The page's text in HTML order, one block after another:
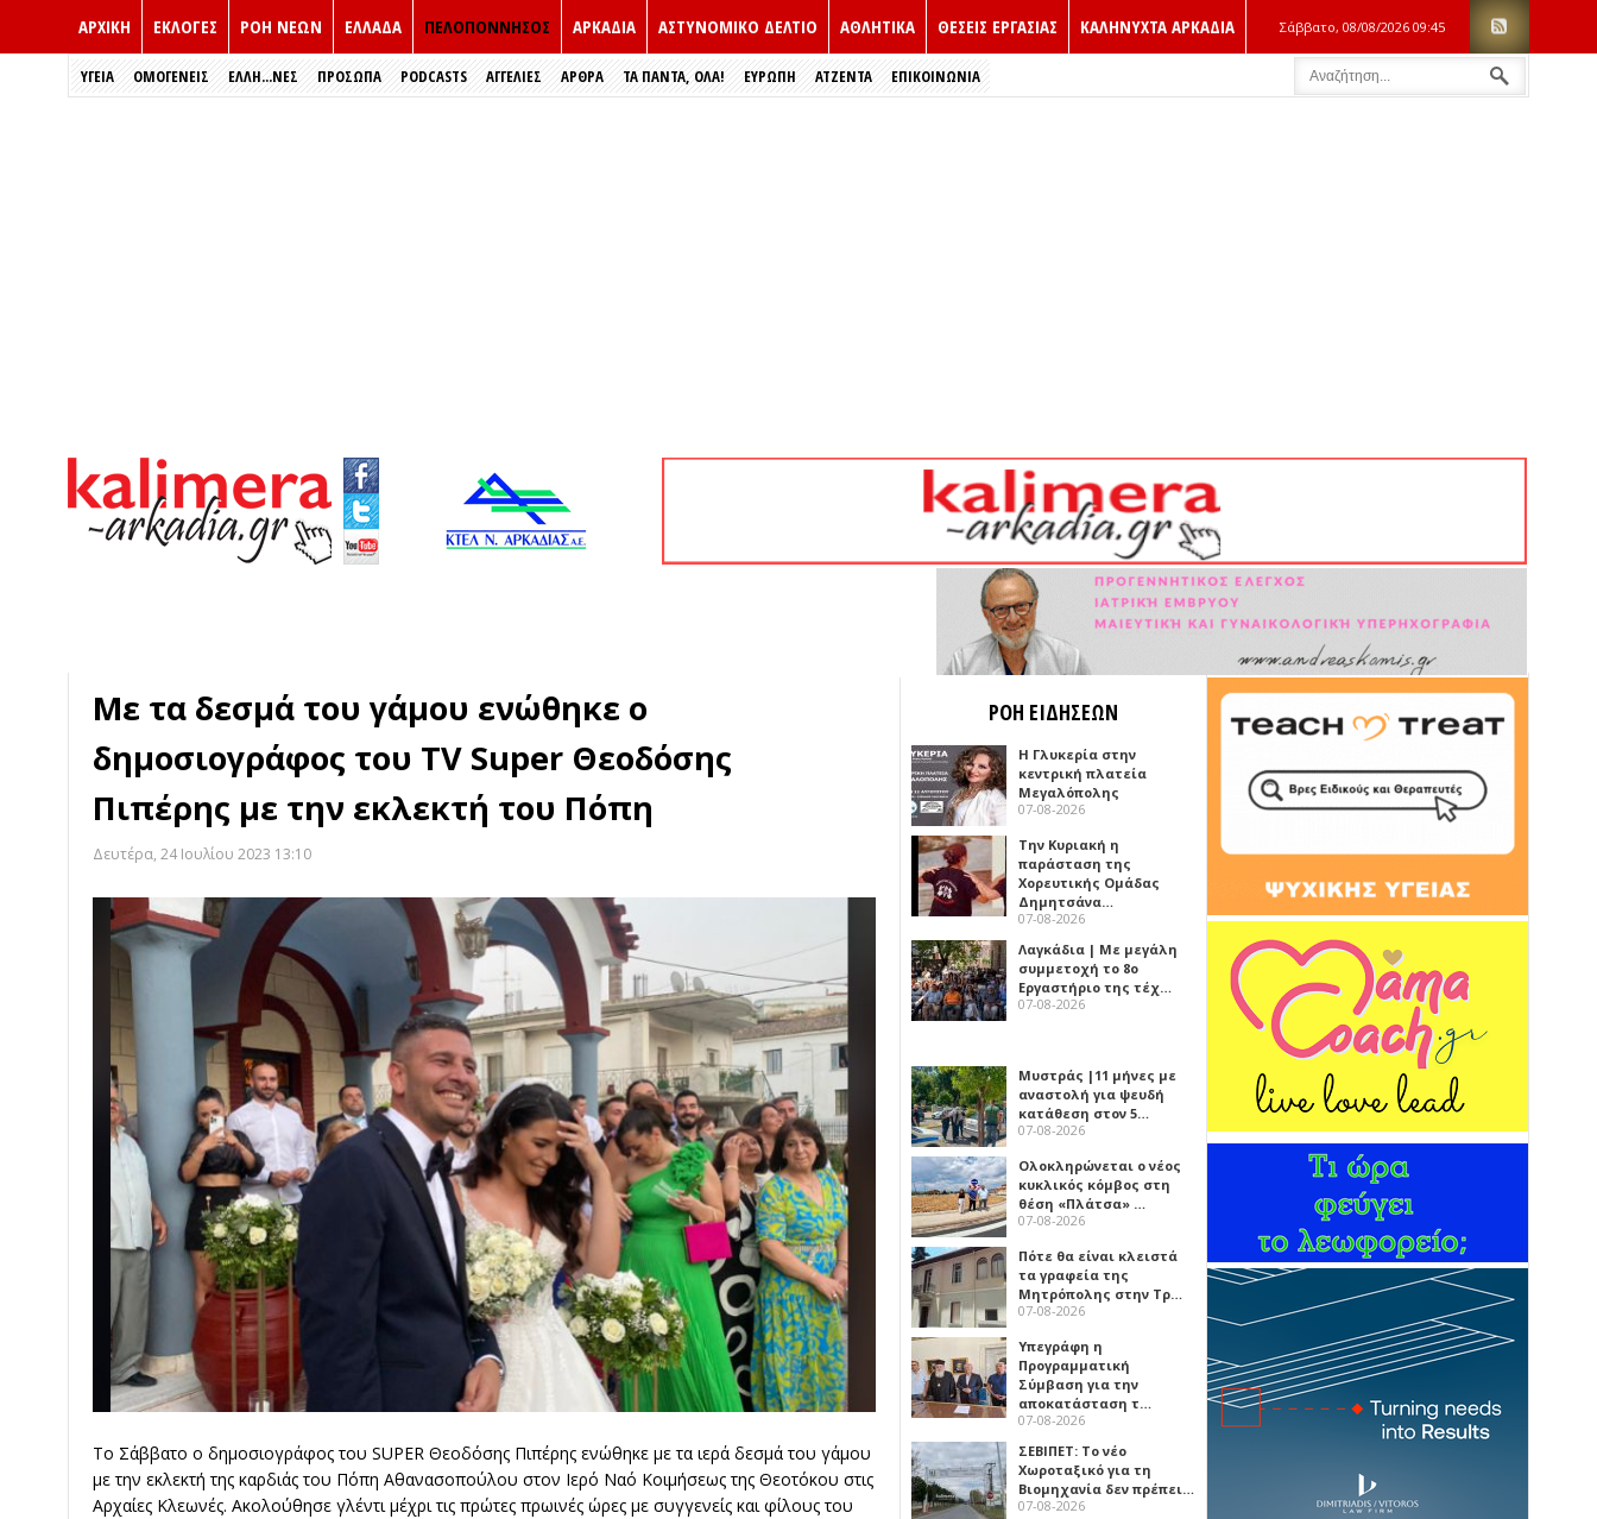
ΑΡΧΙΚΗ ΕΚΛΟΓΈΣ ΡΟΗ ΝΕΩΝ ΕΛΛΑΔΑ ΠΕΛΟΠΟΝΝΗΣΟΣ ΑΡΚΑΔΙΑ ΑΣΤΥΝΟΜΙΚΟ ΔΕΛΤΙΟ ΑΘΛΗΤΙΚΑ ΘΕΣΕΙΣ ΕΡΓΑΣΙΑΣ ΚΑΛΗΝΥΧΤΑ ΑΡΚΑΔΙΑ Σάββατο, 08/08/2026 09:45
ΥΓΕΙΑ ΟΜΟΓΕΝΕΙΣ ΈΛΛΗ...ΝΕΣ ΠΡΌΣΩΠΑ PODCASTS ΑΓΓΕΛΙΕΣ ΑΡΘΡΑ ΤΑ ΠΑΝΤΑ, ΟΛΑ! ΕΥΡΏΠΗ ΑΤΖΕΝΤΑ ΕΠΙΚΟΙΝΩΝΙΑ
Mε τα δεσμά του γάμου ενώθηκε ο
δημοσιογράφος του TV Super Θεοδόσης
Πιπέρης με την εκλεκτή του Πόπη
Δευτέρα, 24 Ιουλίου 2023 13:10
Το Σάββατο ο δημοσιογράφος του SUPER Θεοδόσης Πιπέρης ενώθηκε με τα ιερά δεσμά του γάμου
με την εκλεκτή της καρδιάς του Πόπη Αθανασοπούλου στον Ιερό Ναό Κοιμήσεως της Θεοτόκου στις
Αρχαίες Κλεωνές. Ακολούθησε γλέντι μέχρι τις πρώτες πρωινές ώρες με συγγενείς και φίλους του
ΡΟΗ ΕΙΔΗΣΕΩΝ
Η Γλυκερία στην
κεντρική πλατεία
Μεγαλόπολης
07-08-2026
Την Κυριακή η
παράσταση της
Χορευτικής Ομάδας
Δημητσάνα…
07-08-2026
Λαγκάδια | Με μεγάλη
συμμετοχή το 8ο
Εργαστήριο της τέχ…
07-08-2026
Μυστράς |11 μήνες με
αναστολή για ψευδή
κατάθεση στον 5…
07-08-2026
Ολοκληρώνεται ο νέος
κυκλικός κόμβος στη
θέση «Πλάτσα» …
07-08-2026
Πότε θα είναι κλειστά
τα γραφεία της
Μητρόπολης στην Τρ…
07-08-2026
Υπεγράφη η
Προγραμματική
Σύμβαση για την
αποκατάσταση τ…
07-08-2026
ΣΕΒΙΠΕΤ: Το νέο
Χωροταξικό για τη
Βιομηχανία δεν πρέπει…
07-08-2026